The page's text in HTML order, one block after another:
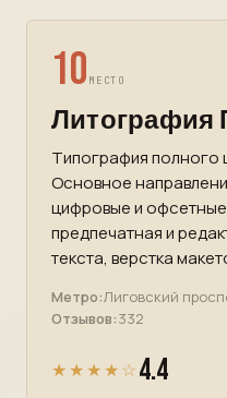
10 МЕСТО
Литография
Типография полного
Основное
цифровые и
предпечатная и
текста, верстка
Метро:Лиговский
Отзывов:332
★★★★☆ 4.4